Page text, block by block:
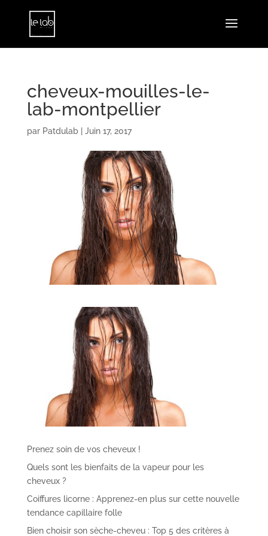
cheveux-mouilles-le-
lab-montpellier
par Patdulab| Juin 17, 2017
Prenez soin de vos cheveux !
Quels sont les bienfaits de la vapeur pour les
cheveux ?
Coiffures licorne : Apprenez-en plus sur cette nouvelle
tendance capillaire folle
Bien choisir son sèche-cheveu : Top 5 des critères à